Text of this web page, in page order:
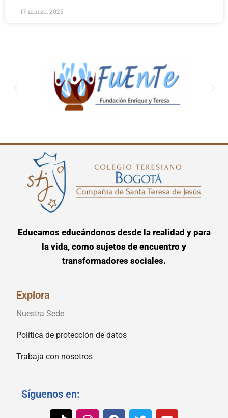
17 marzo, 2025
Educamos educándonos desde la realidad y para
la vida, como sujetos de encuentro y
transformadores sociales.
Explora
Nuestra Sede
Política de protección de datos
Trabaja con nosotros
Síguenos en: